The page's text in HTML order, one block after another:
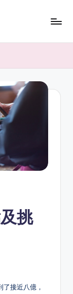
挑
接近八億，